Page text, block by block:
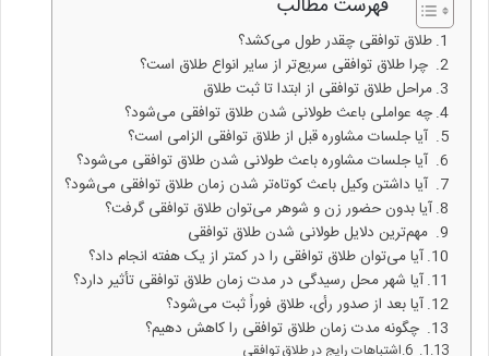
طلاق توافقی چقدر طول می‌کشد؟
چرا طلاق توافقی سریع‌تر از سایر انواع طلاق است؟
مراحل طلاق توافقی از ابتدا تا ثبت طلاق
چه عواملی باعث طولانی شدن طلاق توافقی می‌شود؟
آیا جلسات مشاوره قبل از طلاق توافقی الزامی است؟
آیا جلسات مشاوره باعث طولانی شدن طلاق توافقی می‌شود؟
آیا داشتن وکیل باعث کوتاه‌تر شدن زمان طلاق توافقی می‌شود؟
آیا بدون حضور زن و شوهر می‌توان طلاق توافقی گرفت؟
مهم‌ترین دلایل طولانی شدن طلاق توافقی
آیا می‌توان طلاق توافقی را در کمتر از یک هفته انجام داد؟
آیا شهر محل رسیدگی در مدت زمان طلاق توافقی تأثیر دارد؟
آیا بعد از صدور رأی، طلاق فوراً ثبت می‌شود؟
چگونه مدت زمان طلاق توافقی را کاهش دهیم؟
6.اشتباهات رایج در طلاق توافقی